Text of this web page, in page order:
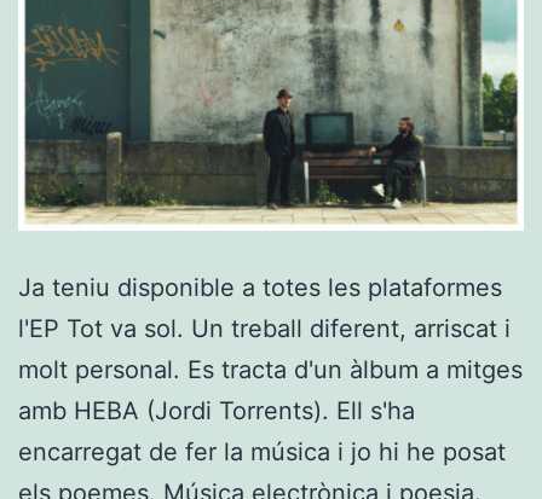
Ja teniu disponible a totes les plataformes
l'EP Tot va sol. Un treball diferent, arriscat i
molt personal. Es tracta d'un àlbum a mitges
amb HEBA (Jordi Torrents). Ell s'ha
encarregat de fer la música i jo hi he posat
els poemes. Música electrònica i poesia.